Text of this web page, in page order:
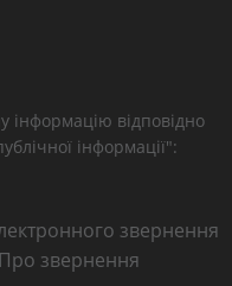
інформацію відповідно
інформації":
звернення
звернення